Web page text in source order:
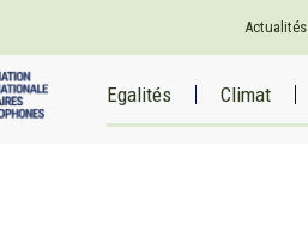
Actualités
Egalités Climat